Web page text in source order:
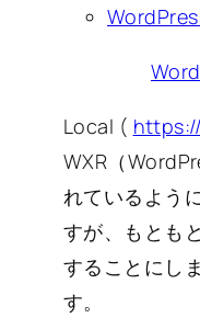
Local (
WXR（
れているよう
すが、もとも
することにし
す。